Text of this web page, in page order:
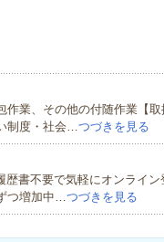
業、その他の付随作業【
制度・社会…つづきを見る
書不要で気軽にオンライ
つ増加中…つづきを見る